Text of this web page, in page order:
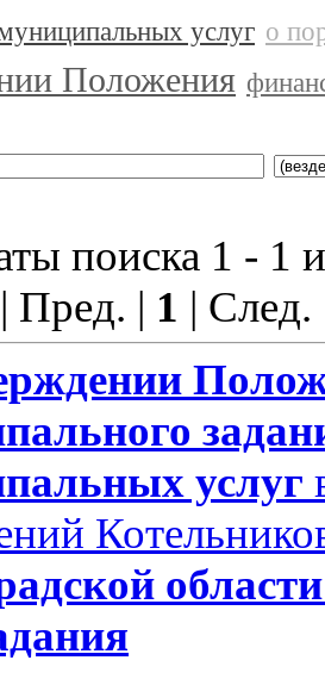
услуг о
Положения
поиска 1 - 1
Пред. | 1 |
услуг
области